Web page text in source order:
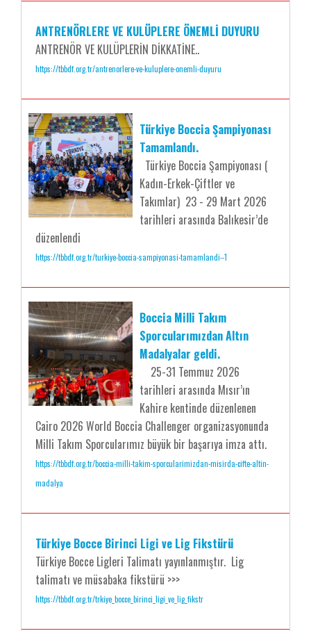
ANTRENÖRLERE VE KULÜPLERE ÖNEMLİ DUYURU
ANTRENÖR VE KULÜPLERİN DİKKATİNE..
https://tbbdf.org.tr/antrenorlere-ve-kuluplere-onemli-duyuru
Türkiye Boccia Şampiyonası
Tamamlandı.
Türkiye Boccia Şampiyonası (
Kadın-Erkek-Çiftler ve
Takımlar) 23 - 29 Mart 2026
tarihleri arasında Balıkesir’de
düzenlendi
https://tbbdf.org.tr/turkiye-boccia-sampiyonasi-tamamlandi--1
Boccia Milli Takım
Sporcularımızdan Altın
Madalyalar geldi.
25-31 Temmuz 2026
tarihleri arasında Mısır’ın
Kahire kentinde düzenlenen
Cairo 2026 World Boccia Challenger organizasyonunda
Milli Takım Sporcularımız büyük bir başarıya imza attı.
https://tbbdf.org.tr/boccia-milli-takim-sporcularimizdan-misirda-cifte-altin-
madalya
Türkiye Bocce Birinci Ligi ve Lig Fikstürü
Türkiye Bocce Ligleri Talimatı yayınlanmıştır. Lig
talimatı ve müsabaka fikstürü >>>
https://tbbdf.org.tr/trkiye_bocce_birinci_ligi_ve_lig_fikstr